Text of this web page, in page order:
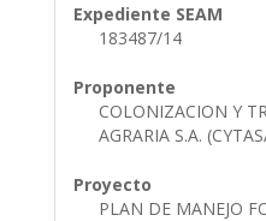
Expediente SEAM
183487/14
Proponente
COLONIZACION Y
AGRARIA S.A.
Proyecto
PLAN DE MANEJO